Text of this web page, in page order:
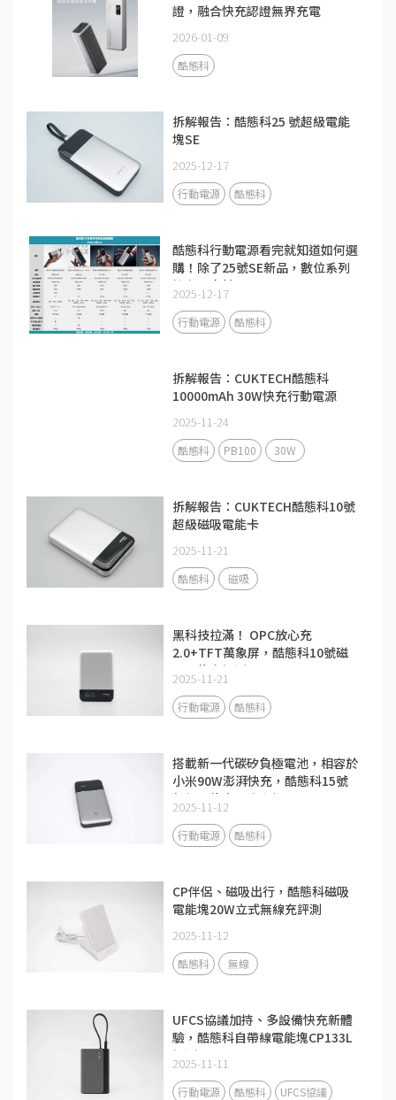
證，融合快充認證無界充電
2026-01-09
酷態科
拆解報告：酷態科25 號超級電能
塊SE
2025-12-17
行動電源 酷態科
酷態科行動電源看完就知道如何選
購！除了25號SE新品，數位系列
擁有更多精品
2025-12-17
行動電源 酷態科
拆解報告：CUKTECH酷態科
10000mAh 30W快充行動電源
2025-11-24
酷態科 PB100 30W
拆解報告：CUKTECH酷態科10號
超級磁吸電能卡
2025-11-21
酷態科 磁吸
黑科技拉滿！ OPC放心充
2.0+TFT萬象屏，酷態科10號磁
吸電能卡評測
2025-11-21
行動電源 酷態科
搭載新一代碳矽負極電池，相容於
小米90W澎湃快充，酷態科15號
超級電能卡Air評測
2025-11-12
行動電源 酷態科
CP伴侶、磁吸出行，酷態科磁吸
電能塊20W立式無線充評測
2025-11-12
酷態科 無線
UFCS協議加持、多設備快充新體
驗，酷態科自帶線電能塊CP133L
評測
2025-11-11
行動電源 酷態科 UFCS協議